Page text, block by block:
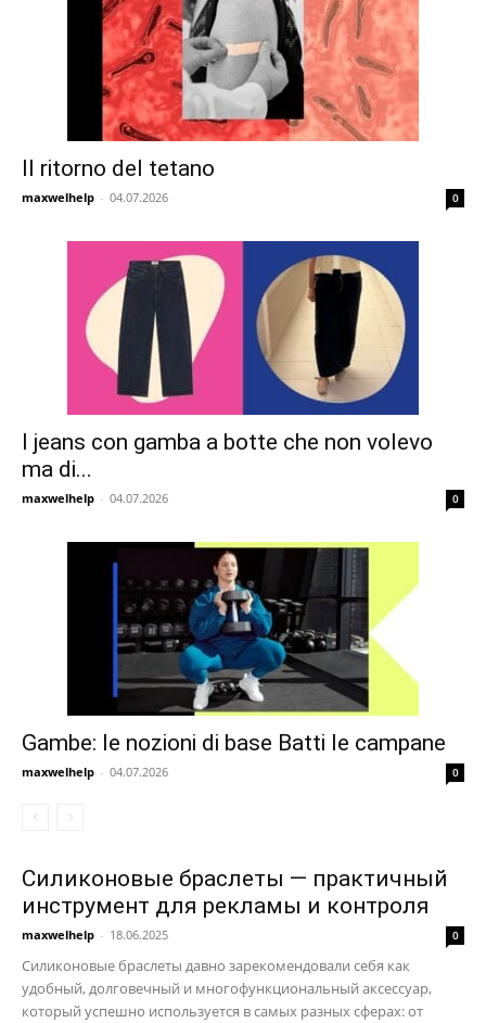
Il ritorno del tetano
maxwelhelp - 04.07.2026 0
I jeans con gamba a botte che non volevo
ma di...
maxwelhelp - 04.07.2026 0
Gambe: le nozioni di base Batti le campane
maxwelhelp - 04.07.2026 0
Силиконовые браслеты — практичный
инструмент для рекламы и контроля
maxwelhelp - 18.06.2025 0
Силиконовые браслеты давно зарекомендовали себя как
удобный, долговечный и многофункциональный аксессуар,
который успешно используется в самых разных сферах: от